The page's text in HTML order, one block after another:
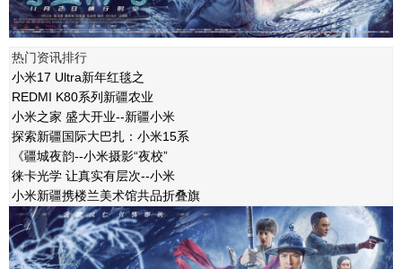
热门资讯排行
小米17 Ultra新年红毯之
REDMI K80系列新疆农业
小米之家 盛大开业--新疆小米
探索新疆国际大巴扎：小米15系
《疆城夜韵--小米摄影“夜校”
徕卡光学 让真实有层次--小米
小米新疆携楼兰美术馆共品折叠旗